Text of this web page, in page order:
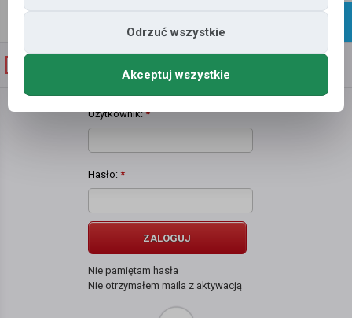
Użytkownik:*
Hasło: *
ZALOGUJ
Nie pamiętam hasła
Nie otrzymałem maila z aktywacją
Odrzuć wszystkie
Akceptuj wszystkie